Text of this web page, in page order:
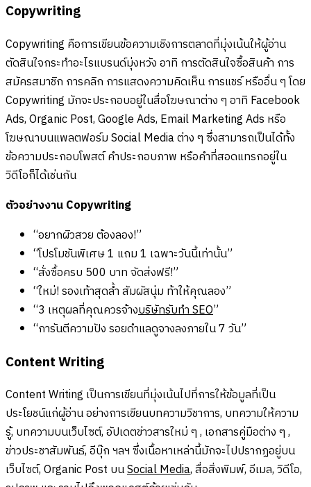
Copywriting
Copywriting คือการเขียนข้อความเชิงการตลาดที่มุ่งเน้นให้ผู้อ่าน
ตัดสินใจกระทำอะไรแบรนด์มุ่งหวัง อาทิ การตัดสินใจซื้อสินค้า การ
สมัครสมาชิก การคลิก การแสดงความคิดเห็น การแชร์ หรืออื่น ๆ โดย
Copywriting มักจะประกอบอยู่ในสื่อโฆษณาต่าง ๆ อาทิ Facebook
Ads, Organic Post, Google Ads, Email Marketing Ads หรือ
โฆษณาบนแพลตฟอร์ม Social Media ต่าง ๆ ซึ่งสามารถเป็นได้ทั้ง
ข้อความประกอบโพสต์ คำประกอบภาพ หรือคำที่สอดแทรกอยู่ใน
วิดีโอก็ได้เช่นกัน
ตัวอย่างงาน Copywriting
“อยากผิวสวย ต้องลอง!”
“โปรโมชันพิเศษ 1 แถม 1 เฉพาะวันนี้เท่านั้น”
“สั่งซื้อครบ 500 บาท จัดส่งฟรี!”
“ใหม่! รองเท้าสุดล้ำ สัมผัสนุ่ม ท้าให้คุณลอง”
“3 เหตุผลที่คุณควรจ้างบริษัทรับทำ SEO”
“การันตีความปัง รอยดำแลดูจางลงภายใน 7 วัน”
Content Writing
Content Writing เป็นการเขียนที่มุ่งเน้นไปที่การให้ข้อมูลที่เป็น
ประโยชน์แก่ผู้อ่าน อย่างการเขียนบทความวิชาการ, บทความให้ความ
รู้, บทความบนเว็บไซต์, อัปเดตข่าวสารใหม่ ๆ , เอกสารคู่มือต่าง ๆ ,
ข่าวประชาสัมพันธ์, อีบุ๊ก ฯลฯ ซึ่งเนื้อหาเหล่านี้มักจะไปปรากฏอยู่บน
เว็บไซต์, Organic Post บนSocial Media, สื่อสิ่งพิมพ์, อีเมล, วิดีโอ,